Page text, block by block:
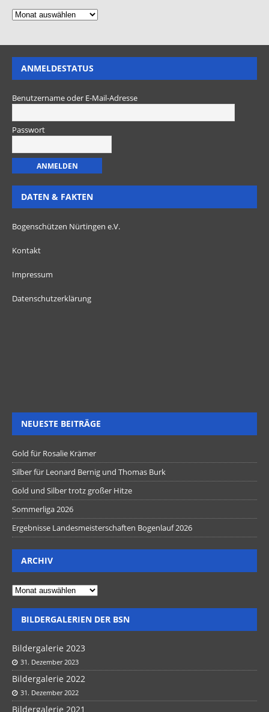
ANMELDESTATUS
Benutzername oder E-Mail-Adresse
Passwort
DATEN & FAKTEN
Bogenschützen Nürtingen e.V.
Kontakt
Impressum
Datenschutzerklärung
NEUESTE BEITRÄGE
Gold für Rosalie Krämer
Silber für Leonard Bernig und Thomas Burk
Gold und Silber trotz großer Hitze
Sommerliga 2026
Ergebnisse Landesmeisterschaften Bogenlauf 2026
ARCHIV
BILDERGALERIEN DER BSN
Bildergalerie 2023
31. Dezember 2023
Bildergalerie 2022
31. Dezember 2022
Bildergalerie 2021